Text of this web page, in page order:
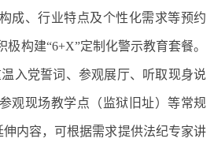
成、行业特点及个性化需求等预约
构建“6+X”定制化警示教育套餐。
入党誓词、参观展厅、听取现身说
观现场教学点（监狱旧址）等常规
伸内容，可根据需求提供法纪专家讲